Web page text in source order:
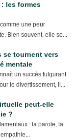
les formes
une peur
Bien souvent, elle se...
se tournent vers
mentale
un succès fulgurant
le divertissement, il...
peut-elle
?
: la parole, la